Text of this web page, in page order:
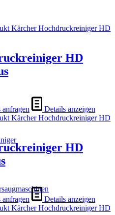
HD
Details anzeigen
HD
Details anzeigen